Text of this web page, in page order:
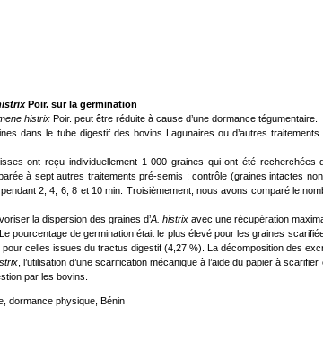
Poir. sur la germination
histrix Poir. peut être réduite à cause d’une dormance tégumentaire.
dans le tube digestif des bovins Lagunaires ou d’autres traitements
ont reçu individuellement 1 000 graines qui ont été recherchées
à sept autres traitements pré-semis : contrôle (graines intactes
2, 4, 6, 8 et 10 min. Troisièmement, nous avons comparé le
la dispersion des graines d’A. histrix avec une récupération
pourcentage de germination était le plus élevé pour les graines
celles issues du tractus digestif (4,27 %). La décomposition des
, l’utilisation d’une scarification mécanique à l’aide du papier à
par les bovins.
dormance physique, Bénin